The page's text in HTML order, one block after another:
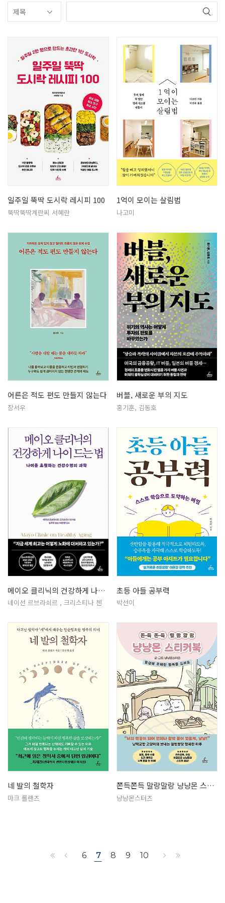
일주일 뚝딱 도시락 레시피 100
뚝딱뚝딱계란씨 서혜란
1억이 모이는 살림법
나고미
어른은 적도 편도 만들지 않는다
장서우
버블, 새로운 부의 지도
홍기훈, 김동호
메이오 클리닉의 건강하게 나이 드는 …
네이선 르브라쇠르 , 크리스티나 첸
초등 아들 공부력
박선이
네 발의 철학자
마크 롤랜즈
쫀득쫀득 말랑말랑 냥냥몬 스티커북
냥냥몬스터즈
6 7 8 9 10